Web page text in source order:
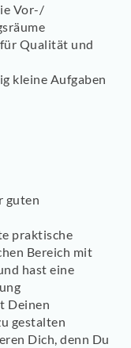
Vor-/
Qualität und
kleine Aufgaben
guten
praktische
Bereich mit
hast eine
Deinen
gestalten
Dich, denn Du